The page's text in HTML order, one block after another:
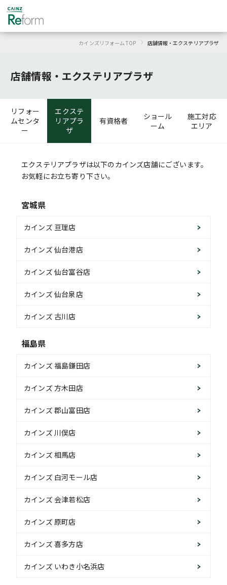
カインズリフォーム TOP › 店舗情報・エクステリアプラザ
店舗情報・ エクステリアプラザ
リフォー
ムセンタ
ー
エクステ
リアプラ
ザ
有資格者
ショール
ーム
施工対応
エリア
エクステリアプラザは以下のカインズ店舗にございます。
お気軽にお立ち寄り下さい。
宮城県
カインズ 亘理店
カインズ 仙台港店
カインズ 仙台富谷店
カインズ 仙台泉店
カインズ 古川店
福島県
カインズ 福島鎌田店
カインズ 方木田店
カインズ 郡山富田店
カインズ 川俣店
カインズ 相馬店
カインズ 白河モール店
カインズ 会津若松店
カインズ 原町店
カインズ 喜多方店
カインズ いわき小名浜店